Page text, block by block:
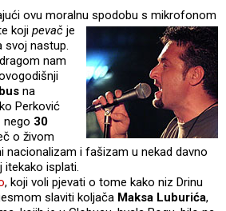
ovu moralnu spodobu s mikrofonom
koji pevač je
svoj nastup.
nam
na
Perković
nego 30
o živom
nacionalizam i fašizam u nekad davno
isplati.
, koji voli pjevati o tome kako niz Drinu
slaviti koljača Maksa Luburića,